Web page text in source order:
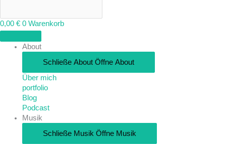
0,00 € 0 Warenkorb
About
Schließe About Öffne About
Über mich
portfolio
Blog
Podcast
Musik
Schließe Musik Öffne Musik